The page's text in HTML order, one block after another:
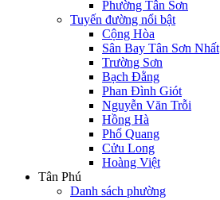
Phường Tân Sơn
Tuyến đường nổi bật
Cộng Hòa
Sân Bay Tân Sơn Nhất
Trường Sơn
Bạch Đằng
Phan Đình Giót
Nguyễn Văn Trỗi
Hồng Hà
Phổ Quang
Cửu Long
Hoàng Việt
Tân Phú
Danh sách phường